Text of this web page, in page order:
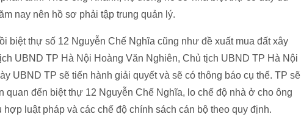
nay nên hồ sơ phải tập trung quản lý.
biệt thự số 12 Nguyễn Chế Nghĩa cũng như đề xuất mua đất xây
UBND TP Hà Nội Hoàng Văn Nghiên, Chủ tịch UBND TP Hà Nội
UBND TP sẽ tiến hành giải quyết và sẽ có thông báo cụ thể. TP sẽ
quan đến biệt thự 12 Nguyễn Chế Nghĩa, lo chế độ nhà ở cho ông
luật pháp và các chế độ chính sách cán bộ theo quy định.